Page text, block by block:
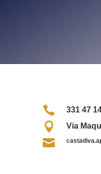
 331 47
 Via
